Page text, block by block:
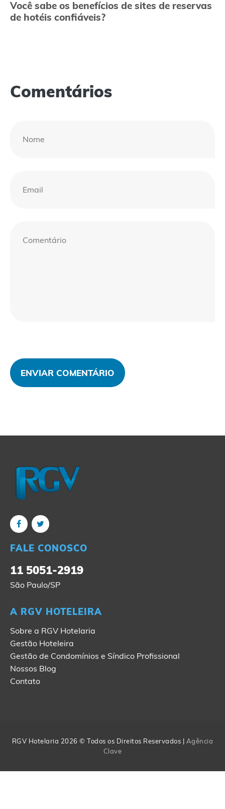
Você sabe os benefícios de sites de reservas
de hotéis confiáveis?
Comentários
FALE CONOSCO
11 5051-2919
São Paulo/SP
A RGV HOTELEIRA
Sobre a RGV Hotelaria
Gestão Hoteleira
Gestão de Condomínios e Síndico Profissional
Nossos Blog
Contato
RGV Hotelaria 2026 © Todos os Direitos Reservados | Agência
Clave